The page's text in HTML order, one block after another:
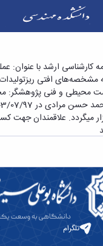
نامه کارشناسی
مستقل با
زیست محیطی و
فنی و
کارشناسی ارشد با عنوان:
مشخصه‌های افتی
محیطی و فنی پژوهشگر:
برگزار میگردد. علاقمندان
تلگرام